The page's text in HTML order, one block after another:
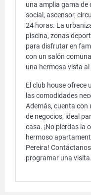
una amplia gama de
social, ascensor,
24 horas. La
piscina, zonas
para disfrutar en
con un salón
una hermosa vista
El club house ofrece
las comodidades
Además, cuenta
de negocios, ideal
casa. ¡No pierdas la
hermoso
Pereira!
programar una visita.